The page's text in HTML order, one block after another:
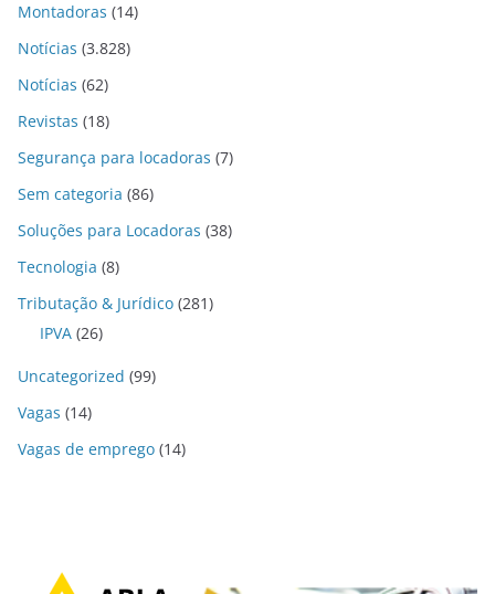
Montadoras (14)
Notícias (3.828)
Notícias (62)
Revistas (18)
Segurança para locadoras (7)
Sem categoria (86)
Soluções para Locadoras (38)
Tecnologia (8)
Tributação & Jurídico (281)
IPVA (26)
Uncategorized (99)
Vagas (14)
Vagas de emprego (14)